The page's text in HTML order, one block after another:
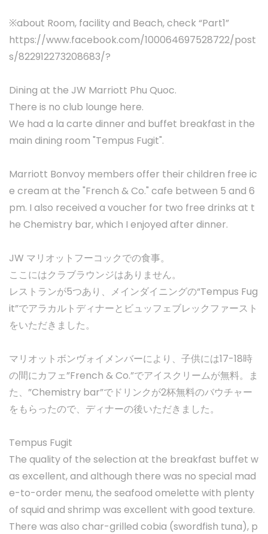
※about Room, facility and Beach, check “Part1”
https://www.facebook.com/100064697528722/post
s/822912273208683/?
Dining at the JW Marriott Phu Quoc.
There is no club lounge here.
We had a la carte dinner and buffet breakfast in the
main dining room "Tempus Fugit".
Marriott Bonvoy members offer their children free ic
e cream at the "French & Co." cafe between 5 and 6
pm. I also received a voucher for two free drinks at t
he Chemistry bar, which I enjoyed after dinner.
JW マリオットフーコックでの食事。
ここにはクラブラウンジはありません。
レストランが5つあり、メインダイニングの“Tempus Fug
it”でアラカルトディナーとビュッフェブレックファースト
をいただきました。
マリオットボンヴォイメンバーにより、子供には17-18時
の間にカフェ”French & Co.”でアイスクリームが無料。ま
た、”Chemistry bar”でドリンクが2杯無料のバウチャー
をもらったので、ディナーの後いただきました。
Tempus Fugit
The quality of the selection at the breakfast buffet w
as excellent, and although there was no special mad
e-to-order menu, the seafood omelette with plenty
of squid and shrimp was excellent with good texture.
There was also char-grilled cobia (swordfish tuna), p